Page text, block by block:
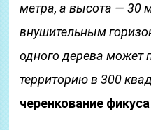
метра, а высота — 30
внушительным
одного дерева может
территорию в 300
черенкование фикуса